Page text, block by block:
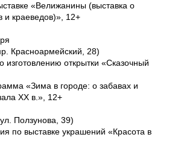
«Велижанины (выставка о
и краеведов)», 12+
Красноармейский, 28)
изготовлению открытки «Сказочный
«Зима в городе: о забавах и
XX в.», 12+
Ползунова, 39)
по выставке украшений «Красота в